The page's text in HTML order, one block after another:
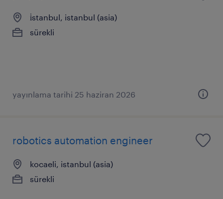
i̇stanbul, istanbul (asia)
sürekli
yayınlama tarihi 25 haziran 2026
robotics automation engineer
kocaeli, istanbul (asia)
sürekli